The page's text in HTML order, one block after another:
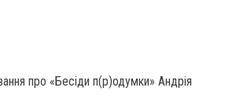
про «Бесіди п(р)одумки» Андрія